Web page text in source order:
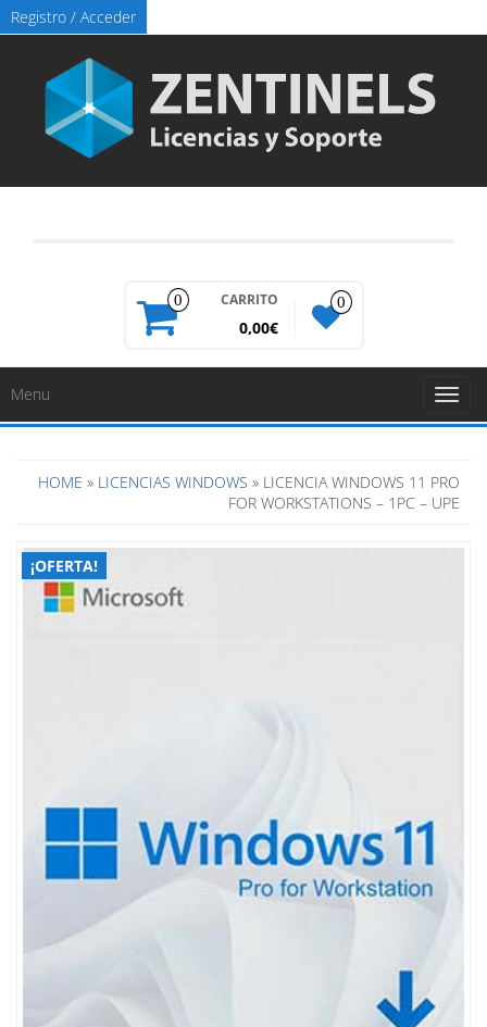
Registro / Acceder
0 CARRITO
0,00€
0
Menu
HOME » LICENCIAS WINDOWS » LICENCIA WINDOWS 11 PRO
FOR WORKSTATIONS – 1PC – UPE
¡OFERTA!